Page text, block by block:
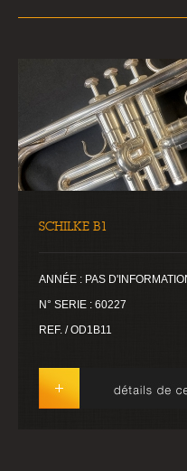
SCHILKE B1
ANNÉE : PAS
N° SERIE : 60227
REF. / OD1B11